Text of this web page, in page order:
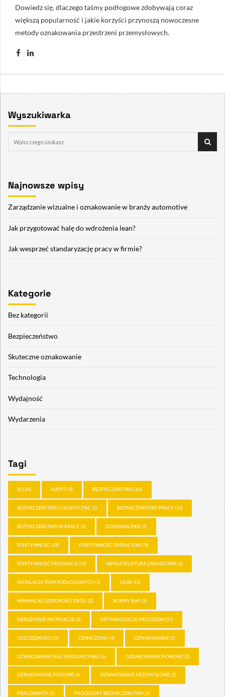
Dowiedz się, dlaczego taśmy podłogowe zdobywają coraz
większą popularność i jakie korzyści przynoszą nowoczesne
metody oznakowania przestrzeni przemysłowych.
Wyszukiwarka
Najnowsze wpisy
Zarządzanie wizualne i oznakowanie w branży automotive
Jak przygotować halę do wdrożenia lean?
Jak wesprzeć standaryzację pracy w firmie?
Kategorie
Bez kategorii
Bezpieczeństwo
Skuteczne oznakowanie
Technologia
Wydajność
Wydarzenia
Tagi
5S(14) AUDYT(4) BEZPIECZEŃSTWO(10)
BEZPIECZEŃSTWO LOGISTYCZNE.(2) BEZPIECZEŃSTWO PRACY(11)
BEZPIECZEŃSTWO W PRACY(3) DOSKONALENIE(5)
EFEKTYWNOŚĆ(19) EFEKTYWNOŚĆ OPERACYJNA(9)
EFEKTYWNOŚĆ PRODUKCJI (14) INFRASTRUKTURA ZAKŁADOWA(2)
INSTALACJA TAŚM PODŁOGOWYCH (2) LEAN (13)
MINIMALNE SZEROKOŚCI DRÓG (2) NORMY BHP(2)
OBRAZKOWE INSTRUKCJE(3) OPTYMALIZACJA PROCESÓW(17)
OSZCZĘDNOŚCI (5) OZNACZENIA(4) OZNAKOWANIE(7)
OZNAKOWANIE HALI PRODUKCYJNEJ(6) OZNAKOWANIE PIONOWE(2)
OZNAKOWANIE POZIOME(4) OZNAKOWANIE PRZEMYSŁOWE(2)
PRACOWNICY(2) PROCEDURY BEZPIECZEŃSTWA(4)